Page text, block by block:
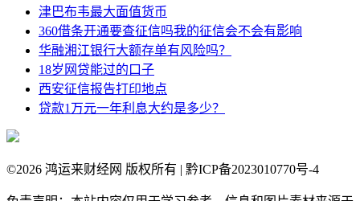
津巴布韦最大面值货币
360借条开通要查征信吗我的征信会不会有影响
华融湘江银行大额存单有风险吗？
18岁网贷能过的口子
西安征信报告打印地点
贷款1万元一年利息大约是多少？
©2026 鸿运来财经网 版权所有 | 黔ICP备2023010770号-4